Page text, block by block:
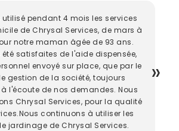
pendant 4 mois les services
de Chrysal Services, de mars à
notre maman âgée de 93 ans.
satisfaites de l'aide dispensée,
envoyé sur place, que par le
gestion de la société, toujours
l'écoute de nos demandes. Nous
Chrysal Services, pour la qualité
continuons à utiliser les
jardinage de Chrysal Services.